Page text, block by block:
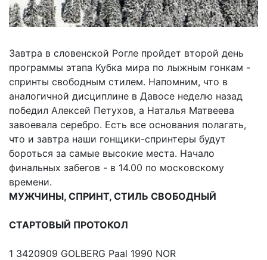
Завтра в словенской Рогле пройдет второй день
программы этапа Кубка мира по лыжным гонкам -
спринты свободным стилем. Напомним, что в
аналогичной дисциплине в Давосе неделю назад
победил Алексей Петухов, а Наталья Матвеева
завоевала серебро. Есть все основания полагать,
что и завтра наши гонщики-спринтеры будут
бороться за самые высокие места. Начало
финальных забегов - в 14.00 по московскому
времени.
МУЖЧИНЫ, СПРИНТ, СТИЛЬ СВОБОДНЫЙ
СТАРТОВЫЙ ПРОТОКОЛ
1 3420909 GOLBERG Paal 1990 NOR